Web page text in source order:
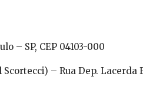
– SP, CEP 04103-000
– Rua Dep. Lacerda